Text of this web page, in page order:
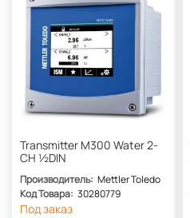
Transmitter M300 Water 2-
CH ½DIN
Производитель: Mettler Toledo
Код Товара: 30280779
Под заказ